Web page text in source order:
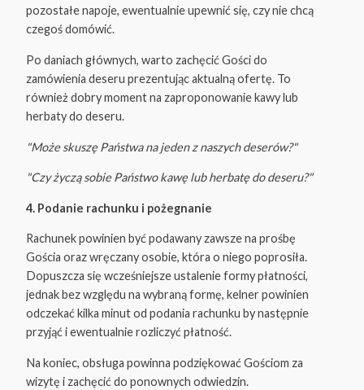
pozostałe napoje, ewentualnie upewnić się, czy nie chcą
czegoś domówić.
Po daniach głównych, warto zachęcić Gości do
zamówienia deseru prezentując aktualną ofertę. To
również dobry moment na zaproponowanie kawy lub
herbaty do deseru.
"Może skuszę Państwa na jeden z naszych deserów?"
"Czy życzą sobie Państwo kawę lub herbatę do deseru?"
4. Podanie rachunku i pożegnanie
Rachunek powinien być podawany zawsze na prośbę
Gościa oraz wręczany osobie, która o niego poprosiła.
Dopuszcza się wcześniejsze ustalenie formy płatności,
jednak bez względu na wybraną formę, kelner powinien
odczekać kilka minut od podania rachunku by następnie
przyjąć i ewentualnie rozliczyć płatność.
Na koniec, obsługa powinna podziękować Gościom za
wizytę i zachęcić do ponownych odwiedzin.